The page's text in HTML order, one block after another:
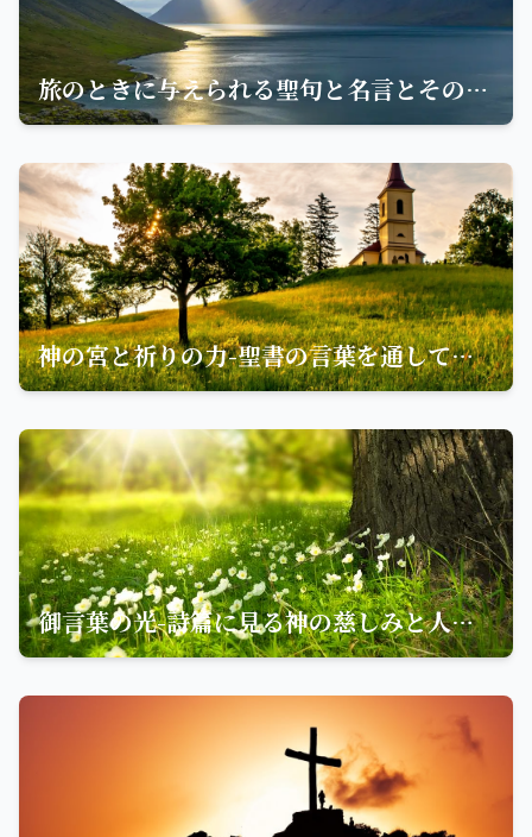
旅のときに与えられる聖句と名言とその教え
神の宮と祈りの力-聖書の言葉を通して感じる神の恵み
御言葉の光-詩篇に見る神の慈しみと人間の信仰